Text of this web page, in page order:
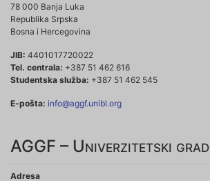
78 000 Banja Luka
Republika Srpska
Bosna i Hercegovina
JIB: 4401017720022
Tel. centrala: +387 51 462 616
Studentska služba: +387 51 462 545
E-pošta: info@aggf.unibl.org
AGGF – Univerzitetski grad
Adresa